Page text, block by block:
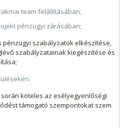
team felállításában;
pénzügyi zárásában;
pénzügyi szabályzatok elkészítése,
szabályzatainak kiegészítése és
köteles az esélyegyenlőségi
támogató szempontokat szem